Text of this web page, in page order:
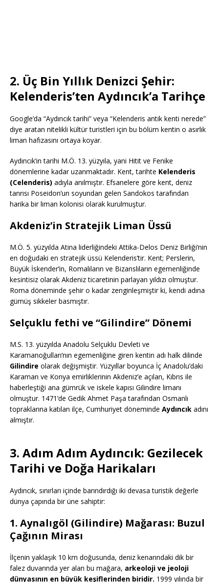
2. Üç Bin Yıllık Denizci Şehir:
Kelenderis’ten Aydıncık’a Tarihçe
Google’da “Aydıncık tarihi” veya “Kelenderis antik kenti nerede”
diye aratan nitelikli kültür turistleri için bu bölüm kentin o asırlık
liman hafızasını ortaya koyar.
Aydıncık’ın tarihi M.Ö. 13. yüzyıla, yani Hitit ve Fenike
dönemlerine kadar uzanmaktadır. Kent, tarihte Kelenderis
(Celenderis) adıyla anılmıştır. Efsanelere göre kent, deniz
tanrısı Poseidon’un soyundan gelen Sandokos tarafından
harika bir liman kolonisi olarak kurulmuştur.
Akdeniz’in Stratejik Liman Üssü
M.Ö. 5. yüzyılda Atina liderliğindeki Attika-Delos Deniz Birliği’nin
en doğudaki en stratejik üssü Kelenderis’tir. Kent; Perslerin,
Büyük İskender’in, Romalıların ve Bizanslıların egemenliğinde
kesintisiz olarak Akdeniz ticaretinin parlayan yıldızı olmuştur.
Roma döneminde şehir o kadar zenginleşmiştir ki, kendi adına
gümüş sikkeler basmıştır.
Selçuklu fethi ve “Gilindire” Dönemi
M.S. 13. yüzyılda Anadolu Selçuklu Devleti ve
Karamanoğulları’nın egemenliğine giren kentin adı halk dilinde
Gilindire olarak değişmiştir. Yüzyıllar boyunca İç Anadolu’daki
Karaman ve Konya emirliklerinin Akdeniz’e açılan, Kıbrıs ile
haberleştiği ana gümrük ve iskele kapısı Gilindire limanı
olmuştur. 1471’de Gedik Ahmet Paşa tarafından Osmanlı
topraklarına katılan ilçe, Cumhuriyet döneminde Aydıncık adını
almıştır.
3. Adım Adım Aydıncık: Gezilecek
Tarihi ve Doğa Harikaları
Aydıncık, sınırları içinde barındırdığı iki devasa turistik değerle
dünya çapında bir üne sahiptir:
1. Aynalıgöl (Gilindire) Mağarası: Buzul
Çağının Mirası
İlçenin yaklaşık 10 km doğusunda, deniz kenarındaki dik bir
falez duvarında yer alan bu mağara, arkeoloji ve jeoloji
dünyasının en büyük keşiflerinden biridir. 1999 yılında bir